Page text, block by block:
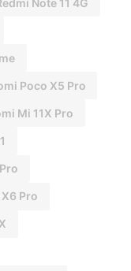
Poco X5 Pro
Mi 11X Pro
Pro